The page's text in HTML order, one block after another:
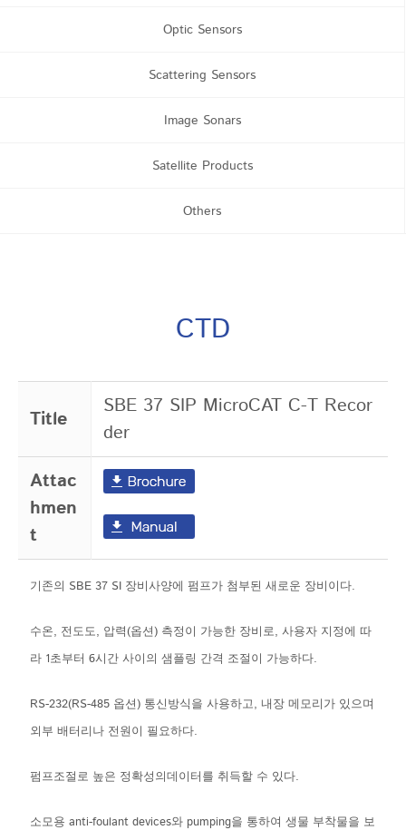
Optic Sensors
Scattering Sensors
Image Sonars
Satellite Products
Others
CTD
Title
SBE 37 SIP MicroCAT C-T Recor
der
Attac
hmen
t
기존의 SBE 37 SI 장비사양에 펌프가 첨부된 새로운 장비이다.
수온, 전도도, 압력(옵션) 측정이 가능한 장비로, 사용자 지정에 따
라 1초부터 6시간 사이의 샘플링 간격 조절이 가능하다.
RS-232(RS-485 옵션) 통신방식을 사용하고, 내장 메모리가 있으며
외부 배터리나 전원이 필요하다.
펌프조절로 높은 정확성의데이터를 취득할 수 있다.
소모용 anti-foulant devices와 pumping을 통하여 생물 부착물을 보